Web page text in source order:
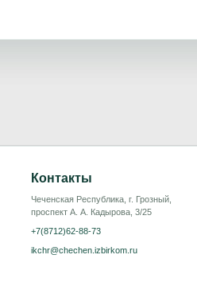
Контакты
Чеченская Республика, г. Грозный,
проспект А. А. Кадырова, 3/25
+7(8712)62-88-73
ikchr@chechen.izbirkom.ru